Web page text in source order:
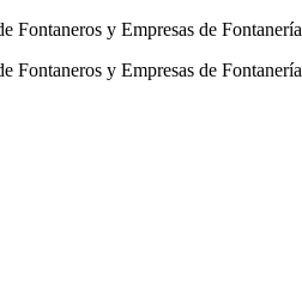
y Empresas de Fontanería
y Empresas de Fontanería